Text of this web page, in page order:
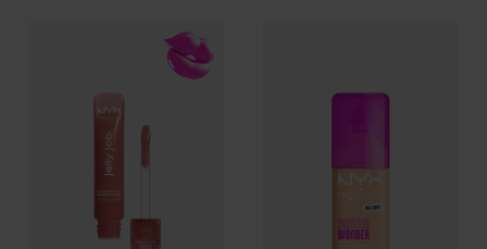
NYX PROFESSIONAL MAKEUP